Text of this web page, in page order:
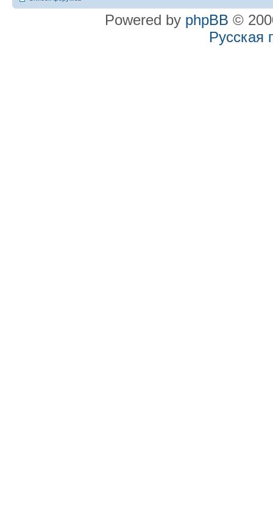
Powered by phpBB ©
Русская